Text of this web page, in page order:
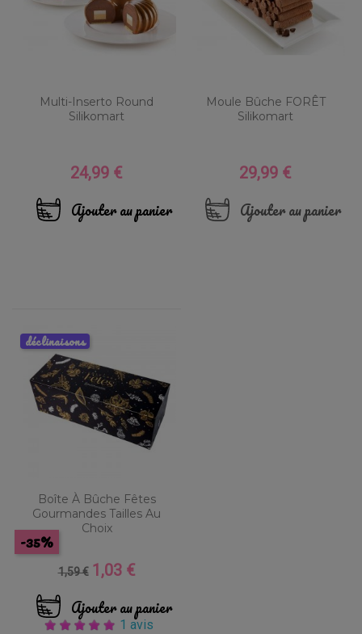
Multi-Inserto Round
Silikomart
Prix
24,99 €
Ajouter au panier
Moule Bûche FORÊT
Silikomart
Prix
29,99 €
Ajouter au panier
Boîte À Bûche Fêtes
Gourmandes Tailles Au
Choix
Prix
base
1,59 €
-35%
Prix
1,03 €
Ajouter au panier
1 avis
déclinaisons